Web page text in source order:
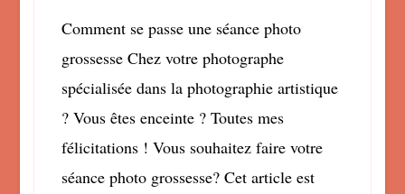
Comment se passe une séance photo
grossesse Chez votre photographe
spécialisée dans la photographie artistique
? Vous êtes enceinte ? Toutes mes
félicitations ! Vous souhaitez faire votre
séance photo grossesse? Cet article est